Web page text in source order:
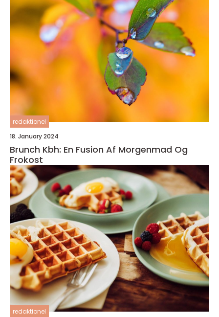
redaktionel
18. January 2024
Brunch Kbh: En Fusion Af Morgenmad Og
Frokost
redaktionel